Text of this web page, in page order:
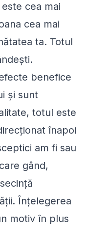
cea mai
cea mai
ta. Totul
benefice
şi sunt
totul este
înapoi
am fi sau
gând,
Înţelegerea
motiv în plus